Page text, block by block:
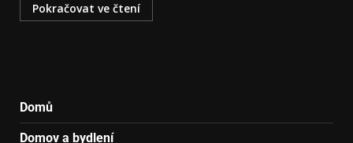
Pokračovat ve čtení
Domů
Domov a bydlení